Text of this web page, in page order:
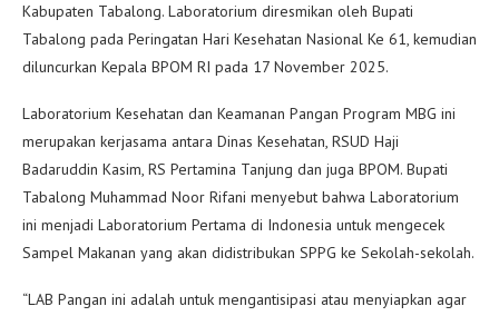
Kabupaten Tabalong. Laboratorium diresmikan oleh Bupati
Tabalong pada Peringatan Hari Kesehatan Nasional Ke 61, kemudian
diluncurkan Kepala BPOM RI pada 17 November 2025.
Laboratorium Kesehatan dan Keamanan Pangan Program MBG ini
merupakan kerjasama antara Dinas Kesehatan, RSUD Haji
Badaruddin Kasim, RS Pertamina Tanjung dan juga BPOM. Bupati
Tabalong Muhammad Noor Rifani menyebut bahwa Laboratorium
ini menjadi Laboratorium Pertama di Indonesia untuk mengecek
Sampel Makanan yang akan didistribukan SPPG ke Sekolah-sekolah.
“LAB Pangan ini adalah untuk mengantisipasi atau menyiapkan agar